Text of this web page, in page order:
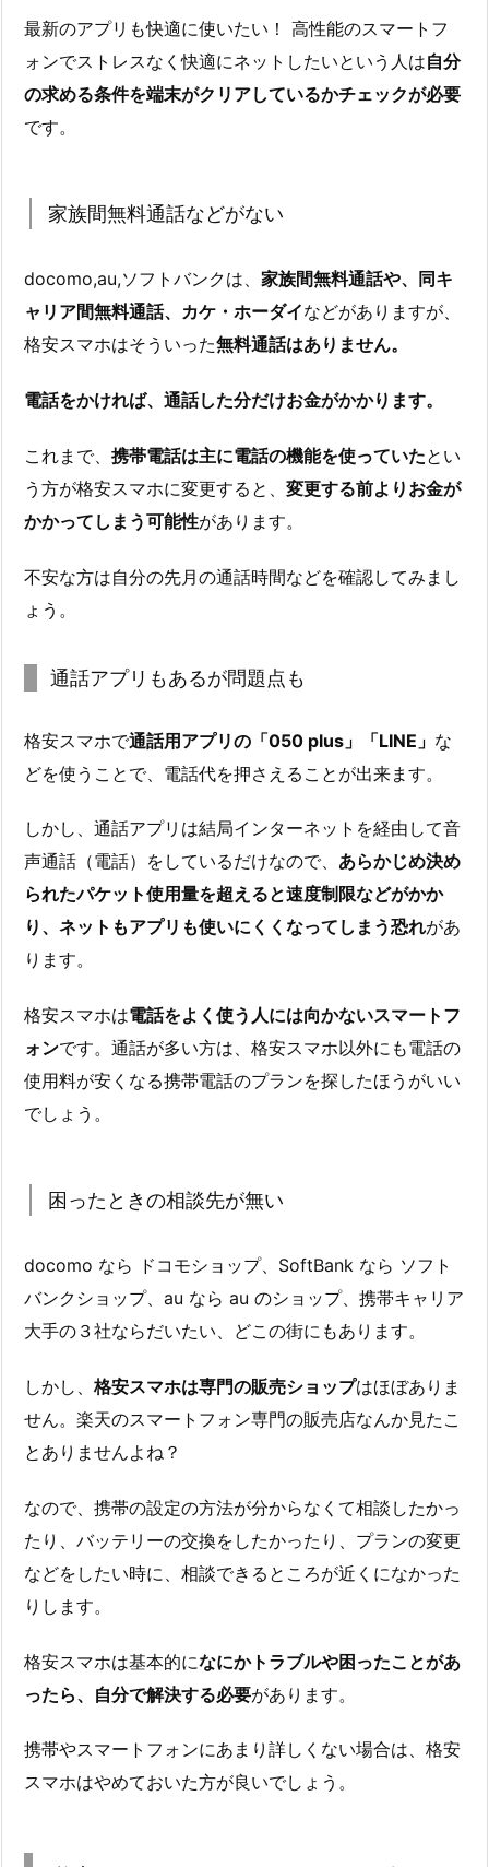
最新のアプリも快適に使いたい！ 高性能のスマートフ
ォンでストレスなく快適にネットしたいという人は自分
の求める条件を端末がクリアしているかチェックが必要
です。
家族間無料通話などがない
docomo,au,ソフトバンクは、 家族間無料通話や、同キ
ャリア間無料通話、カケ・ホーダイなどがありますが、
格安スマホはそういった無料通話はありません。
電話をかければ、通話した分だけお金がかかります。
これまで、 携帯電話は主に電話の機能を使っていたとい
う方が格安スマホに変更すると、 変更する前よりお金が
かかってしまう可能性があります。
不安な方は自分の先月の通話時間などを確認してみまし
ょう。
通話アプリもあるが問題点も
格安スマホで通話用アプリの「050 plus」「LINE」 な
どを使うことで、電話代を押さえることが出来ます。
しかし、通話アプリは結局インターネットを経由して音
声通話（電話）をしているだけなので、 あらかじめ決め
られたパケット使用量を超えると速度制限などがかか
り、ネットもアプリも使いにくくなってしまう恐れがあ
ります。
格安スマホは電話をよく使う人には向かないスマートフ
ォンです。通話が多い方は、格安スマホ以外にも電話の
使用料が安くなる携帯電話のプランを探したほうがいい
でしょう。
困ったときの相談先が無い
docomo なら ドコモショップ、SoftBank なら ソフト
バンクショップ、au なら au のショップ、携帯キャリア
大手の３社ならだいたい、どこの街にもあります。
しかし、 格安スマホは専門の販売ショップはほぼありま
せん。楽天のスマートフォン専門の販売店なんか見たこ
とありませんよね？
なので、携帯の設定の方法が分からなくて相談したかっ
たり、バッテリーの交換をしたかったり、プランの変更
などをしたい時に、相談できるところが近くになかった
りします。
格安スマホは基本的になにかトラブルや困ったことがあ
ったら、自分で解決する必要があります。
携帯やスマートフォンにあまり詳しくない場合は、格安
スマホはやめておいた方が良いでしょう。